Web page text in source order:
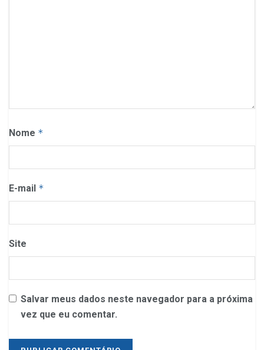
Nome *
E-mail *
Site
Salvar meus dados neste navegador para a próxima
vez que eu comentar.